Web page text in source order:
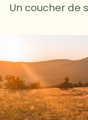
Un coucher de